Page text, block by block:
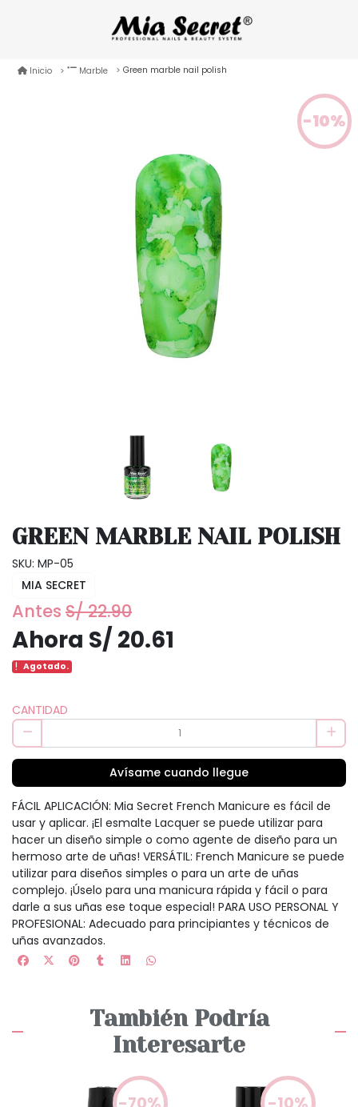
Inicio Marble Green marble nail polish
-10%
GREEN MARBLE NAIL POLISH
SKU: MP-05
MIA SECRET
Antes S/ 22.90
Ahora S/ 20.61
Agotado.
CANTIDAD
Avísame cuando llegue
FÁCIL APLICACIÓN: Mia Secret French Manicure es fácil de
usar y aplicar. ¡El esmalte Lacquer se puede utilizar para
hacer un diseño simple o como agente de diseño para un
hermoso arte de uñas! VERSÁTIL: French Manicure se puede
utilizar para diseños simples o para un arte de uñas
complejo. ¡Úselo para una manicura rápida y fácil o para
darle a sus uñas ese toque especial! PARA USO PERSONAL Y
PROFESIONAL: Adecuado para principiantes y técnicos de
uñas avanzados.
También Podría
Interesarte